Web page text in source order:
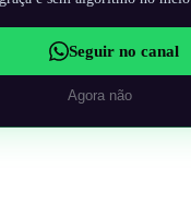
Seguir no canal
Agora não